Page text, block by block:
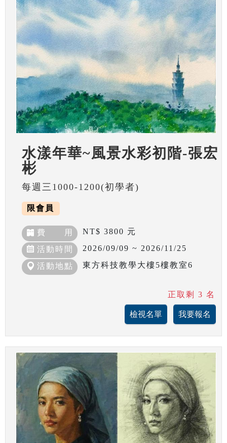
水漾年華~風景水彩初階-張宏
彬
每週三1000-1200(初學者)
限會員
費 用 NT$ 3800 元
活動時間 2026/09/09 ~ 2026/11/25
活動地點 東方科技教學大樓5樓教室6
正取剩 3 名